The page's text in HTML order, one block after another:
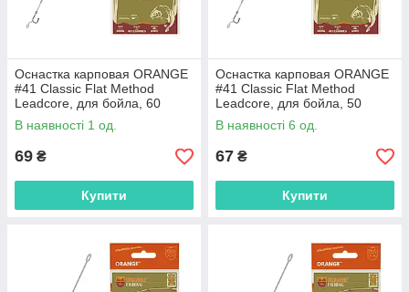
Оснастка карповая ORANGE
#41 Classic Flat Method
Leadcore, для бойла, 60
гр.,MF4160
В наявності 1 од.
69 ₴
Купити
Оснастка карповая ORANGE
#41 Classic Flat Method
Leadcore, для бойла, 50
гр.,MF4150
В наявності 6 од.
67 ₴
Купити